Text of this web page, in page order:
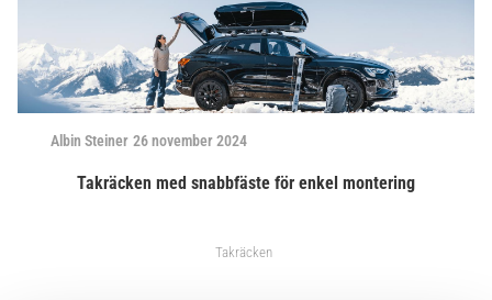
Albin Steiner 26 november 2024
Takräcken med snabbfäste för enkel montering
Takräcken